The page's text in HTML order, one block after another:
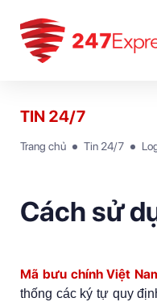
TIN 24/7
Trang chủ Tin 24/7
Cách sử
Mã bưu chính Việt
thống các ký tự quy